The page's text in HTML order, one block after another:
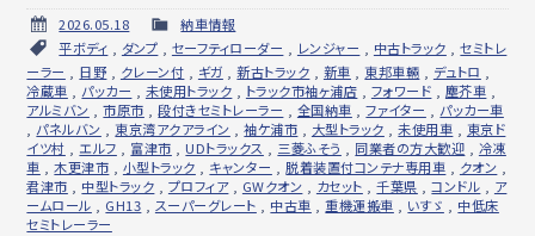
2026.05.18
納車情報
平ボディ , ダンプ , セーフティローダー , レンジャー , 中古トラック ,セミトレ
ーラー , 日野 , クレーン付 , ギガ ,新古トラック , 新車 , 東邦車輛 , デュトロ ,
冷蔵車 ,パッカー , 未使用トラック , トラック市袖ヶ浦店 , フォワード , 塵芥車 ,
アルミバン ,市原市 ,段付きセミトレーラー , 全国納車 ,ファイター ,パッカー車
,パネルバン , 東京湾アクアライン ,袖ケ浦市 , 大型トラック ,未使用車 , 東京ド
イツ村 , エルフ , 富津市 , UDトラックス , 三菱ふそう , 同業者の方大歓迎 , 冷凍
車 ,木更津市 , 小型トラック , キャンター ,脱着装置付コンテナ専用車 , クオン ,
君津市 , 中型トラック , プロフィア, GWクオン , カセット ,千葉県 ,コンドル , ア
ームロール , GH13 , スーパーグレート , 中古車 ,重機運搬車 , いすゞ , 中低床
セミトレーラー